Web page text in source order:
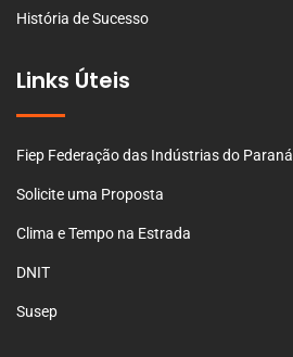
História de Sucesso
Links Úteis
Fiep Federação das Indústrias do Paraná
Solicite uma Proposta
Clima e Tempo na Estrada
DNIT
Susep